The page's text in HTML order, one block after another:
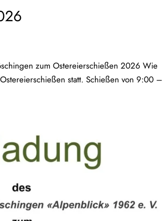
zum Ostereierschießen 2026 Wie
statt. Schießen von 9:00 –